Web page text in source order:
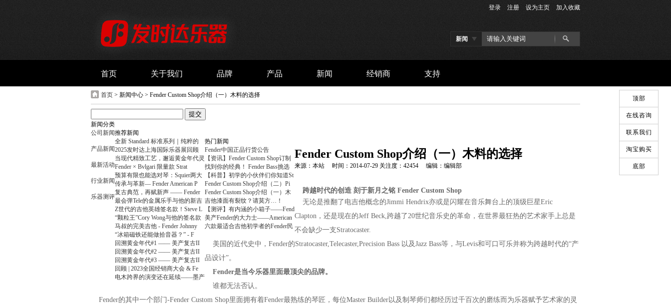
登录 注册 设为主页 加入收藏
新闻
首页 关于我们 品牌 产品 新闻 经销商 支持
首页 > 新闻中心 > Fender Custom Shop介绍（一）木料的选择
新闻分类
公司新闻
产品新闻
最新活动
行业新闻
乐器测评
推荐新闻
全新 Standard 标准系列｜纯粹的
2025发时达上海国际乐器展回顾
当现代精致工艺，邂逅黄金年代灵
Fender × Bvlgari 限量款 Strat
预算有限也能选对琴：Squier两大
传承与革新— Fender American P
复古典范，再赋新声 —— Fender
最会弹Tele的金属乐手与他的新吉
Z世代的吉他英雄签名款！Steve L
“颗粒王”Cory Wong与他的签名款
马叔的完美吉他 - Fender Johnny
“冰箱磁铁还能做拾音器？” - F
回溯黄金年代#1 —— 美产复古II
回溯黄金年代#2 —— 美产复古II
回溯黄金年代#3 —— 美产复古II
回顾 | 2023全国经销商大会 & Fe
电木跨界的演变还在延续——墨产
热门新闻
Fender中国正品行货公告
【资讯】Fender Custom Shop订制
找到你的经典！ Fender Bass挑选
【科普】初学的小伙伴们你知道St
Fender Custom Shop介绍（二）Pi
Fender Custom Shop介绍（一）木
吉他漆面有裂纹？请莫方…！
【测评】有内涵的小箱子——Fend
美产Fender的大力士——American
六款最适合吉他初学者的Fender民
Fender Custom Shop介绍（一）木料的选择
来源：本站 时间：2014-07-29 关注度：42454 编辑：编辑部
跨越时代的创造 刻于新月之铭 Fender Custom Shop
无论是推翻了电吉他概念的Jimmi Hendrix亦或是闪耀在音乐舞台上的顶级巨星Eric
Clapton，还是现在的Jeff Beck,跨越了20世纪音乐史的革命，在世界最狂热的艺术家手上总是
不会缺少一支Stratocaster.
美国的近代史中，Fender的Stratocaster,Telecaster,Precision Bass 以及Jazz Bass等，与Levis和可口可乐并称为跨越时代的“产
品设计”。
Fender是当今乐器里面最顶尖的品牌。
谁都无法否认。
Fender的其中一个部门-Fender Custom Shop里面拥有着Fender最熟练的琴匠，每位Master Builder以及制琴师们都经历过千百次的磨练而为乐器赋予艺术家的灵
顶部
在线咨询
联系我们
淘宝购买
底部